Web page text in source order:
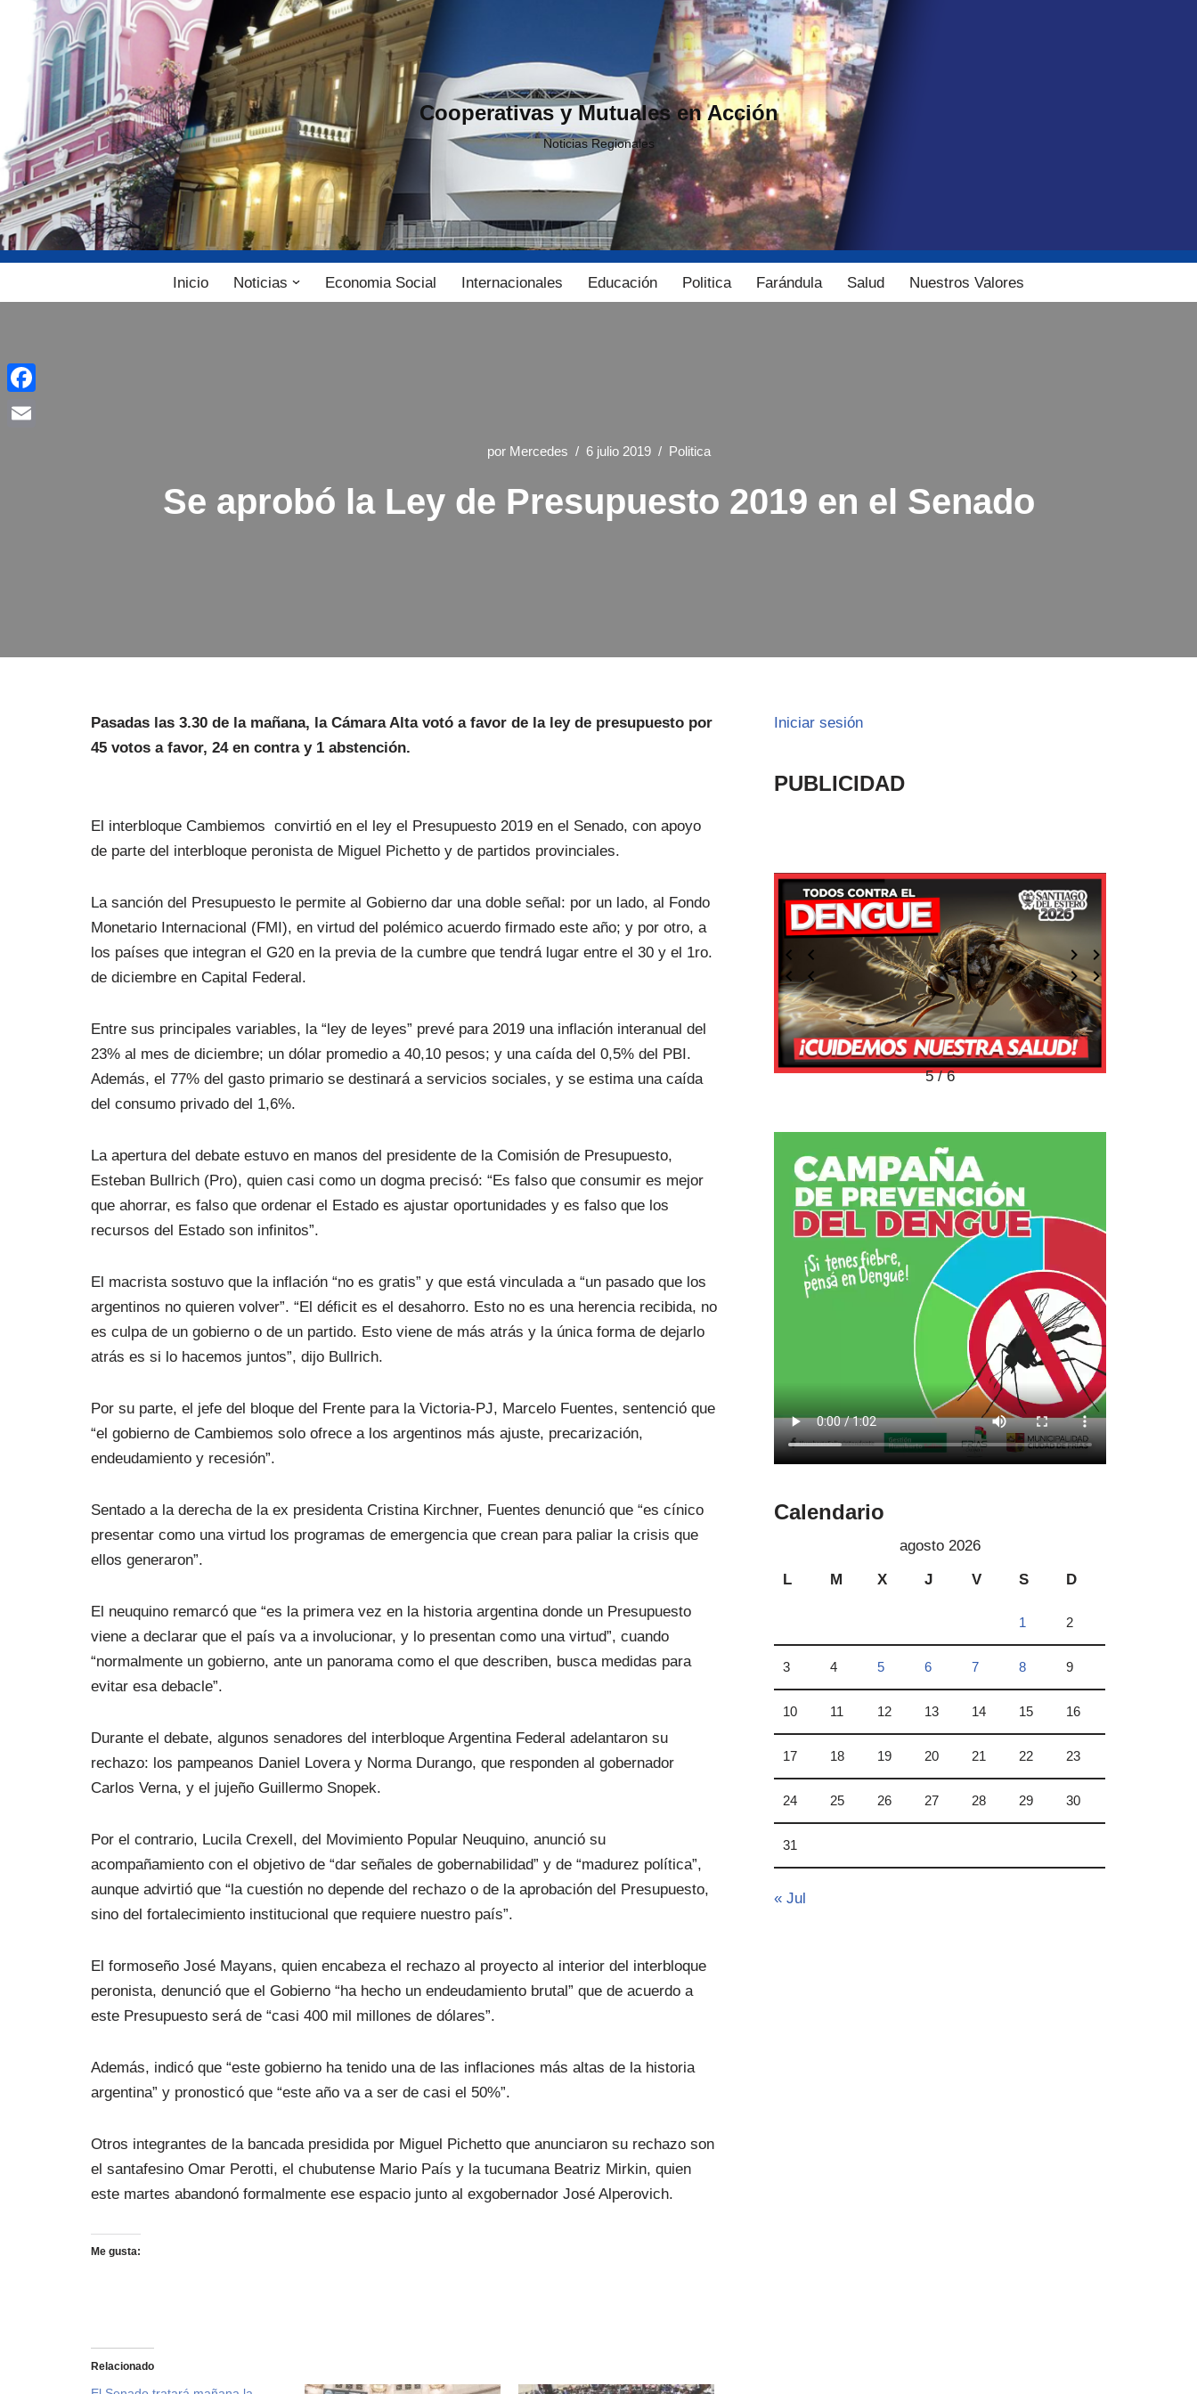
contenido
Cooperativas y Mutuales en Acción
Noticias Regionales
Inicio Noticias Economia Social Internacionales Educación Politica Farándula Salud Nuestros Valores
por Mercedes 6 julio 2019 Politica
Se aprobó la Ley de Presupuesto 2019 en el Senado
Pasadas las 3.30 de la mañana, la Cámara Alta votó a favor de la ley de presupuesto por
45 votos a favor, 24 en contra y 1 abstención.
El interbloque Cambiemos convirtió en el ley el Presupuesto 2019 en el Senado, con apoyo
de parte del interbloque peronista de Miguel Pichetto y de partidos provinciales.
La sanción del Presupuesto le permite al Gobierno dar una doble señal: por un lado, al Fondo
Monetario Internacional (FMI), en virtud del polémico acuerdo firmado este año; y por otro, a
los países que integran el G20 en la previa de la cumbre que tendrá lugar entre el 30 y el 1ro.
de diciembre en Capital Federal.
Entre sus principales variables, la “ley de leyes” prevé para 2019 una inflación interanual del
23% al mes de diciembre; un dólar promedio a 40,10 pesos; y una caída del 0,5% del PBI.
Además, el 77% del gasto primario se destinará a servicios sociales, y se estima una caída
del consumo privado del 1,6%.
La apertura del debate estuvo en manos del presidente de la Comisión de Presupuesto,
Esteban Bullrich (Pro), quien casi como un dogma precisó: “Es falso que consumir es mejor
que ahorrar, es falso que ordenar el Estado es ajustar oportunidades y es falso que los
recursos del Estado son infinitos”.
El macrista sostuvo que la inflación “no es gratis” y que está vinculada a “un pasado que los
argentinos no quieren volver”. “El déficit es el desahorro. Esto no es una herencia recibida, no
es culpa de un gobierno o de un partido. Esto viene de más atrás y la única forma de dejarlo
atrás es si lo hacemos juntos”, dijo Bullrich.
Por su parte, el jefe del bloque del Frente para la Victoria-PJ, Marcelo Fuentes, sentenció que
“el gobierno de Cambiemos solo ofrece a los argentinos más ajuste, precarización,
endeudamiento y recesión”.
Sentado a la derecha de la ex presidenta Cristina Kirchner, Fuentes denunció que “es cínico
presentar como una virtud los programas de emergencia que crean para paliar la crisis que
ellos generaron”.
El neuquino remarcó que “es la primera vez en la historia argentina donde un Presupuesto
viene a declarar que el país va a involucionar, y lo presentan como una virtud”, cuando
“normalmente un gobierno, ante un panorama como el que describen, busca medidas para
evitar esa debacle”.
Durante el debate, algunos senadores del interbloque Argentina Federal adelantaron su
rechazo: los pampeanos Daniel Lovera y Norma Durango, que responden al gobernador
Carlos Verna, y el jujeño Guillermo Snopek.
Por el contrario, Lucila Crexell, del Movimiento Popular Neuquino, anunció su
acompañamiento con el objetivo de “dar señales de gobernabilidad” y de “madurez política”,
aunque advirtió que “la cuestión no depende del rechazo o de la aprobación del Presupuesto,
sino del fortalecimiento institucional que requiere nuestro país”.
El formoseño José Mayans, quien encabeza el rechazo al proyecto al interior del interbloque
peronista, denunció que el Gobierno “ha hecho un endeudamiento brutal” que de acuerdo a
este Presupuesto será de “casi 400 mil millones de dólares”.
Además, indicó que “este gobierno ha tenido una de las inflaciones más altas de la historia
argentina” y pronosticó que “este año va a ser de casi el 50%”.
Otros integrantes de la bancada presidida por Miguel Pichetto que anunciaron su rechazo son
el santafesino Omar Perotti, el chubutense Mario País y la tucumana Beatriz Mirkin, quien
este martes abandonó formalmente ese espacio junto al exgobernador José Alperovich.
Me gusta:
Relacionado
Iniciar sesión
PUBLICIDAD
5 / 6
Calendario
agosto 2026
L
M X J V S D
1 2
3 4 5 6 7 8 9
10 11 12 13 14 15 16
17 18 19 20 21 22 23
24 25 26 27 28 29 30
31
« Jul
Facebook